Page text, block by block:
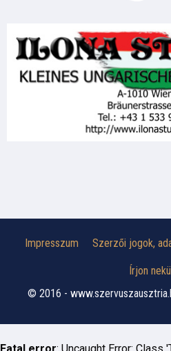
Impresszum Szerzői jogok,
Írjon
© 2016 -